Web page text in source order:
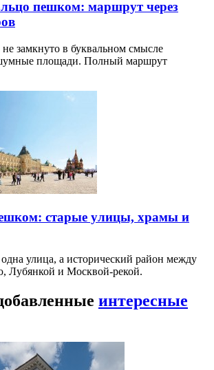
пешком: маршрут через
не замкнуто в буквальном смысле
площади. Полный маршрут
старые улицы, храмы и
улица, а исторический район между
Лубянкой и Москвой-рекой.
интересные